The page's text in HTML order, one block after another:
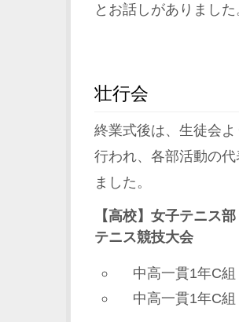
とお話しがありました
壮行会
終業式後は、生徒会
行われ、各部活動の
ました。
【高校】女子テニス
テニス競技大会
中高一貫1年C
中高一貫1年C